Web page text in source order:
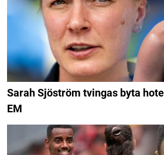
Sarah Sjöström tvingas byta
EM